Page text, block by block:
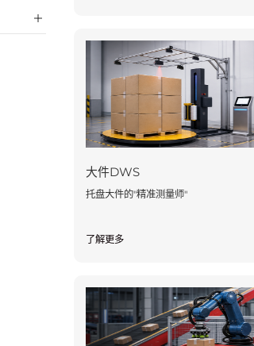
大件DWS
托盘大件的"精准测量师"
了解更多